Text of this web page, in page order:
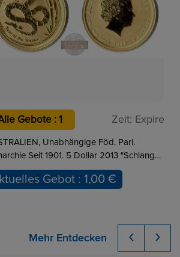
Gebote : 7 Zeit: Expire
Unab. Föd. Parl. Monarchie
1901. 50 Dollar 2013 "Lunar II - Schlange".
15,55 Gr. Feingold
Gebot : 1.868,00 €
Mehr Entdecken ‹ ›